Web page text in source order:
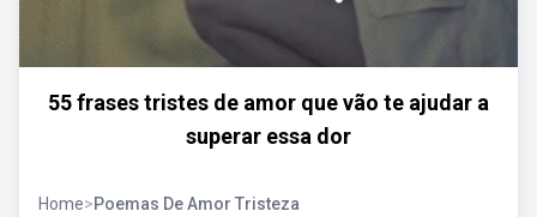
55 frases tristes de amor que vão te ajudar a
superar essa dor
Home>Poemas De Amor Tristeza